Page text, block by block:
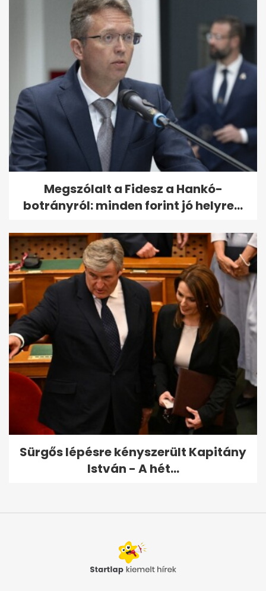
Megszólalt a Fidesz a Hankó-
botrányról: minden forint jó helyre...
Sürgős lépésre kényszerült Kapitány
István - A hét...